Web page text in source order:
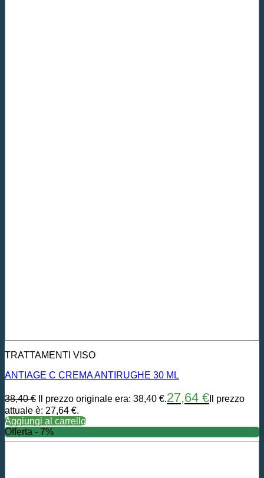
TRATTAMENTI VISO
ANTIAGE C CREMA ANTIRUGHE 30 ML
38,40€ Il prezzo originale era: 38,40 €.27,64 € Il prezzo
attuale è: 27,64 €.
Aggiungi al carrello
Offerta - 7%